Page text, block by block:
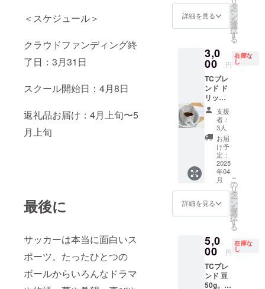
＜スケジュール＞
クラウドファンディング終
了日：3月31日
スクール開始日：4月8日
返礼品お届け：4月上旬〜5
月上旬
最後に
サッカーは本当に面白いス
ポーツ。たったひとつの
ボールからいろんなドラマ
クール
事業が
存続す
る限り
注意事
項：ロ
ゴやバ
ナーな
どの画
像の受
け渡し
につい
ては、
プロ
ジェク
ト終了
後にお
送りす
るメー
ルをご
確認く
ぜひご
支援お
願いし
ます！
People
代表の
浜より
ZOOM
で直接
御礼お
伝えし
ます。
またそ
の後は
お時間
可能で
あれ
ば、1時
間程度
楽しく
一緒に
効期
限：
2025年
5月から
2025年
詳細を見る
タ
ー
ン
を
選
択
す
る
3,0
00 円
在庫な
し
TCブレ
ンド ド
リップ
３パッ
ク。
Ball
People
サッ
カース
クール
パート
ナーの
Tenohir
aCoffee
さんよ
りご提
だきま
したド
リップ
コー
ヒー３
パック
支援
者：
3人
お届
け予
定：
2025
年04
月
詳細を見る
こ
の
リ
タ
ー
ン
を
選
択
す
る
5,0
00 円
在庫な
し
TCブレ
ンド 豆
50g。